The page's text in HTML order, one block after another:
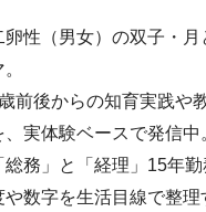
卵性（男女）の双子・
前後からの知育実践や
、実体験ベースで発信中
総務」と「経理」15年
や数字を生活目線で整